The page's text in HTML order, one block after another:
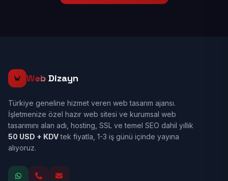
Web Dizayn
Türkiye geneline hizmet veren web tasarım ajansı.
İşletmenize özel hazır web sitesi ve kurumsal web
tasarımını alan adı, hosting, SSL ve temel SEO dahil yıllık
50 USD + KDVtek fiyatla, 1-3 iş günü içinde yayına
alıyoruz.